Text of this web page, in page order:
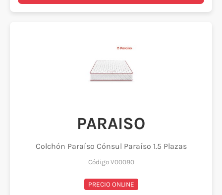
PARAISO
Colchón Paraíso Cónsul Paraíso 1.5 Plazas
Código V00080
PRECIO ONLINE